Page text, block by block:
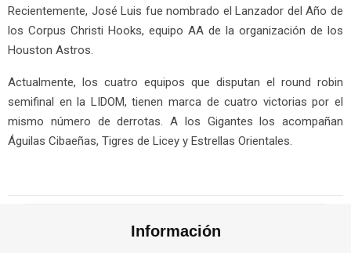
Recientemente, José Luis fue nombrado el Lanzador del Año de
los Corpus Christi Hooks, equipo AA de la organización de los
Houston Astros.
Actualmente, los cuatro equipos que disputan el round robin
semifinal en la LIDOM, tienen marca de cuatro victorias por el
mismo número de derrotas. A los Gigantes los acompañan
Águilas Cibaeñas, Tigres de Licey y Estrellas Orientales.
Información